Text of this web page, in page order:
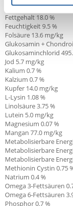
Eisen 144.0 mg/kg
Fettgehalt 18.0 %
Feuchtigkeit 9.5 %
Folsäure 13.6 mg/kg
Glukosamin +
Glukosaminchlorid
Jod 5.7 mg/kg
Kalium 0.7 %
Kalzium 0.7 %
Kupfer 14.0 mg/kg
L-Lysin 1.08 %
Linolsäure3.75 %
Lutein 5.0 mg/kg
Magnesium 0.07 %
Mangan 77.0 mg/kg
Metabolisierbare
Metabolisierbare
Metabolisierbare
Methionin Cystin 0.75
Natrium 0.4 %
Omega 3-Fettsäuren
Omega 6-Fettsäuren
Phosphor 0.7 %